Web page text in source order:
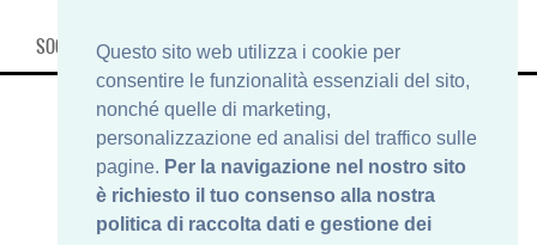
Questo sito web utilizza i cookie per
consentire le funzionalità essenziali del sito,
nonché quelle di marketing,
personalizzazione ed analisi del traffico sulle
pagine. Per la navigazione nel nostro sito
è richiesto il tuo consenso alla nostra
politica di raccolta dati e gestione dei
SOCIAL, INFO & SHOP